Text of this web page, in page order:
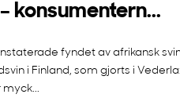
konsumentern...
fyndet av afrikansk
i Finland, som gjorts i